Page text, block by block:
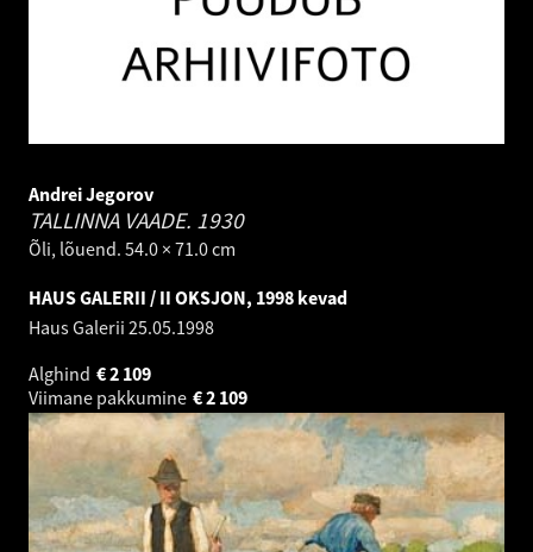
Andrei Jegorov
TALLINNA VAADE. 1930
Õli, lõuend. 54.0 × 71.0 cm
HAUS GALERII / II OKSJON, 1998 kevad
Haus Galerii 25.05.1998
Alghind
2 109
€
Viimane pakkumine
2 109
€